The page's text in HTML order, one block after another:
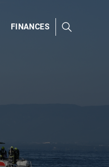
FINANCES